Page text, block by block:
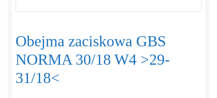
Zwroty i reklamacje
Obejma zaciskowa GBS
NORMA 30/18 W4 >29-
31/18<